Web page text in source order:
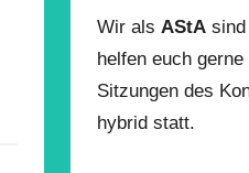
Wir alsAStA
helfen euch
Sitzungen des
hybrid statt.